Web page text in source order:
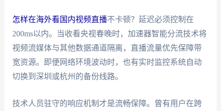
怎样在海外看国内视频直播不卡顿？延迟必须控制在
200ms以内。当收看央视春晚时，加速器智能分流技术将
视频流媒体与其他数据通道隔离，直播流量优先保障带
宽资源。即便网络环境波动时，也有实时监控系统自动
切换到深圳或杭州的备份线路。
技术人员驻守的响应机制才是流畅保障。曾有用户在跨